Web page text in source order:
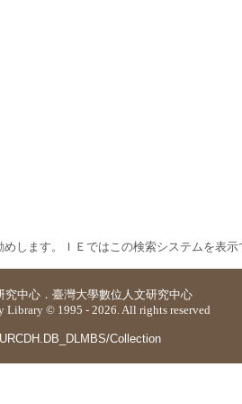
します。ＩＥではこの検索システムを表示
究中心 ． 臺灣大學數位人文研究中心
Library © 1995 - 2026. All rights reserved
Collection